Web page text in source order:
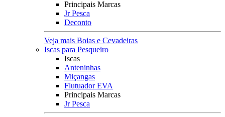
Principais Marcas
Jr Pesca
Deconto
Veja mais Boias e Cevadeiras
Iscas para Pesqueiro
Iscas
Anteninhas
Miçangas
Flutuador EVA
Principais Marcas
Jr Pesca